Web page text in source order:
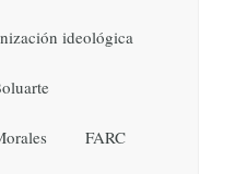
ideológica
FARC